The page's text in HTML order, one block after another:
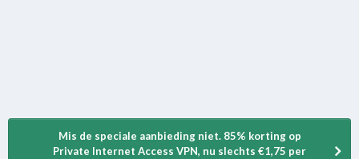
Mis de speciale aanbieding niet. 85% korting op
Private Internet Access VPN, nu slechts €1,75 per